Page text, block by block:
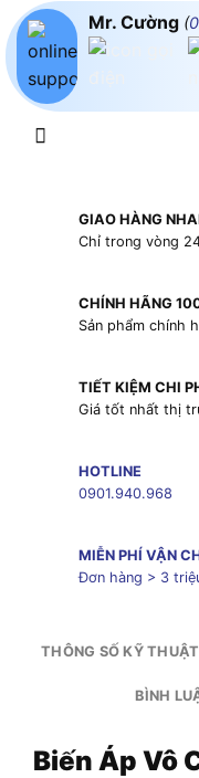
Mr. Cường (
GIAO HÀNG
Chỉ trong vòng
CHÍNH HÃNG
Sản phẩm chính
TIẾT KIỆM CHI
Giá tốt nhất thị
HOTLINE
0901.940.968
MIỄN PHÍ VẬN
Đơn hàng > 3
THÔNG SỐ KỸ THUẬT
BÌNH
Biến Áp Vô